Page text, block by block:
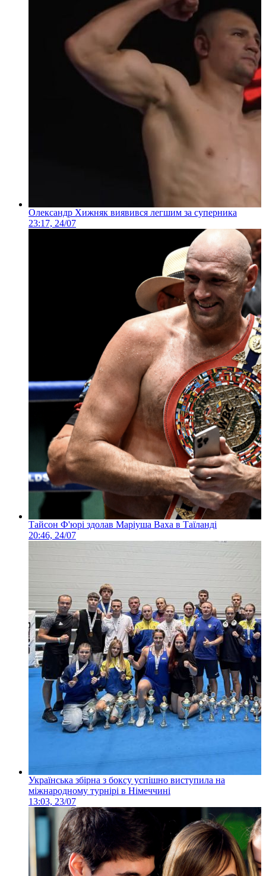
Олександр Хижняк виявився легшим за суперника
23:17, 24/07
Тайсон Ф'юрі здолав Маріуша Ваха в Таїланді
20:46, 24/07
Українська збірна з боксу успішно виступила на
міжнародному турнірі в Німеччині
13:03, 23/07